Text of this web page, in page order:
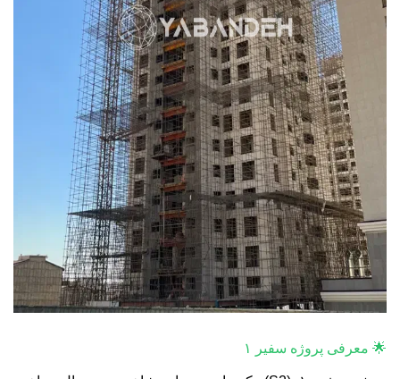
🌟 معرفی پروژه سفیر ۱